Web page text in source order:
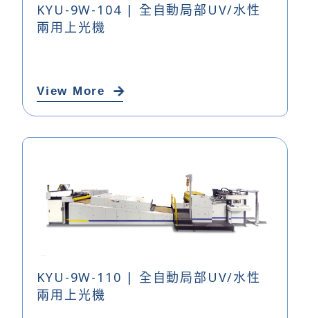
KYU-9W-104 | 全自動局部UV/水性
兩用上光機
View More
KYU-9W-110 | 全自動局部UV/水性
兩用上光機